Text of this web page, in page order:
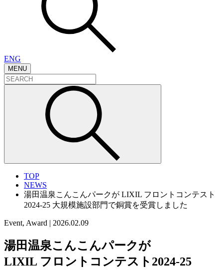
ENG
MENU
TOP
NEWS
湯田温泉こんこんパークが LIXIL フロントコンテスト
2024-25 大規模施設部門で銅賞を受賞しました
Event, Award | 2026.02.09
湯田温泉こんこんパークが
LIXIL フロントコンテスト2024-25